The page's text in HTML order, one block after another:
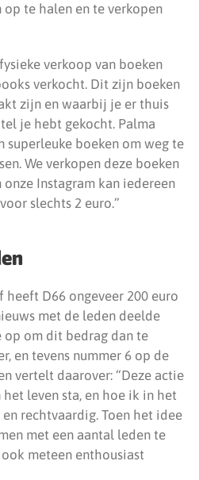
op te halen en te verkopen
verkoop van boeken
verkocht. Dit zijn boeken
zijn en waarbij je er thuis
je hebt gekocht. Palma
superleuke boeken om weg te
We verkopen deze boeken
Instagram kan iedereen
slechts 2 euro.”
D66 ongeveer 200 euro
met de leden deelde
op om dit bedrag dan te
en tevens nummer 6 op de
vertelt daarover: “Deze actie
leven sta, en hoe ik in het
rechtvaardig. Toen het idee
met een aantal leden te
meteen enthousiast